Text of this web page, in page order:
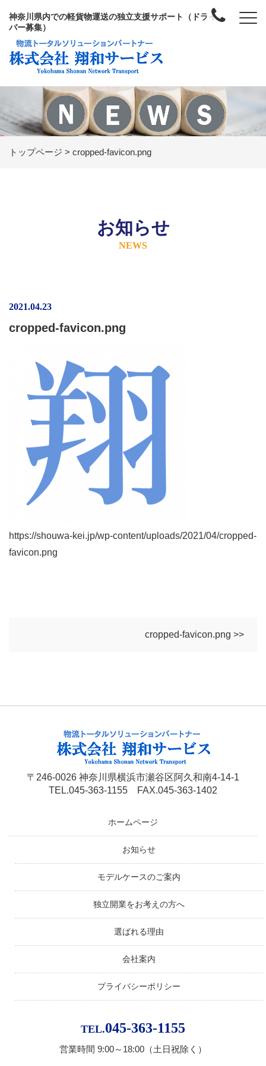
神奈川県内での軽貨物運送の独立支援サポート（ドライ
バー募集）
トップページ > cropped-favicon.png
お知らせ
NEWS
2021.04.23
cropped-favicon.png
https://shouwa-kei.jp/wp-content/uploads/2021/04/cropped-
favicon.png
cropped-favicon.png >>
〒246-0026 神奈川県横浜市瀬谷区阿久和南4-14-1
TEL.045-363-1155 FAX.045-363-1402
ホームページ
お知らせ
モデルケースのご案内
独立開業をお考えの方へ
選ばれる理由
会社案内
プライバシーポリシー
TEL.045-363-1155
営業時間 9:00～18:00（土日祝除く）